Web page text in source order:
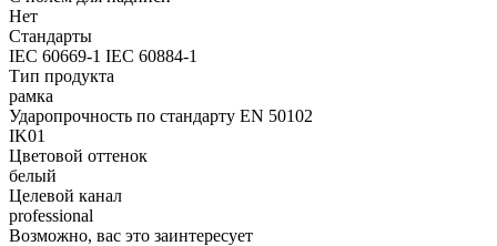
Нет
Стандарты
IEC 60669-1 IEC 60884-1
Тип продукта
рамка
Ударопрочность по стандарту EN 50102
IK01
Цветовой оттенок
белый
Целевой канал
professional
Возможно, вас это заинтересует